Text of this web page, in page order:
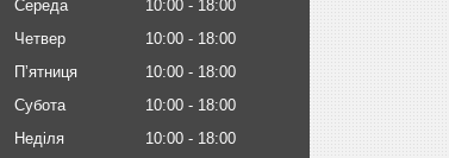
Середа
10:00
18:00
Четвер
10:00
18:00
Пʼятниця
10:00
18:00
Субота
10:00
18:00
Неділя
10:00 18:00